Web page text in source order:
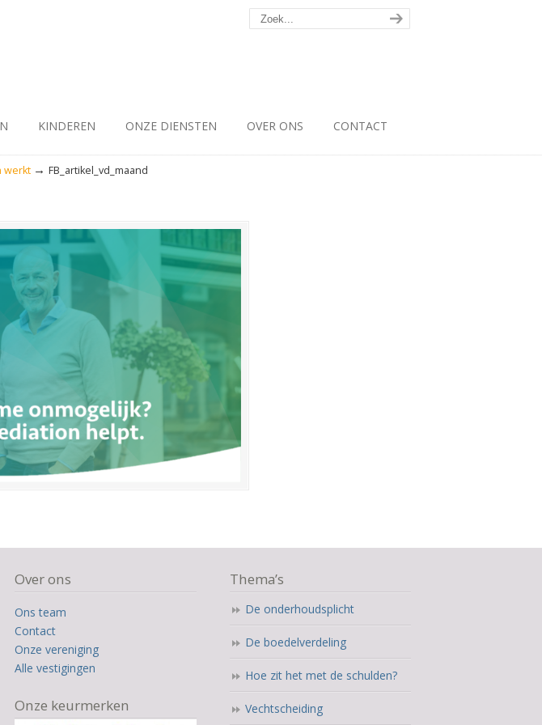
KINDEREN ONZE DIENSTEN OVER ONS CONTACT
werkt → FB_artikel_vd_maand
Over ons
Ons team
Contact
Onze vereniging
Alle vestigingen
Onze keurmerken
Thema’s
De onderhoudsplicht
De boedelverdeling
Hoe zit het met de schulden?
Vechtscheiding